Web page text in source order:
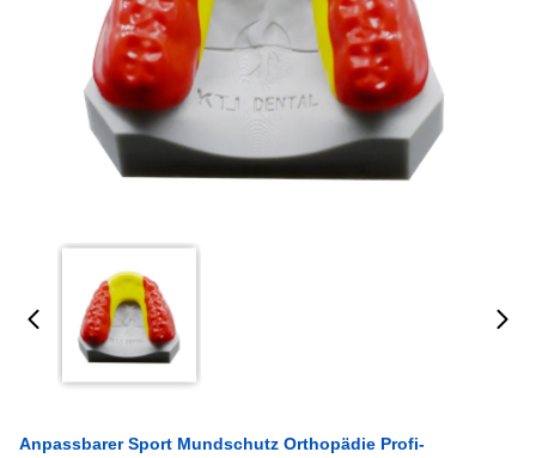
Anpassbarer Sport Mundschutz Orthopädie Profi-